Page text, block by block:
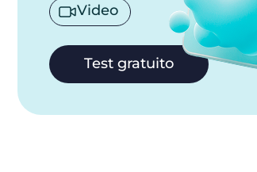
Video
Test gratuito